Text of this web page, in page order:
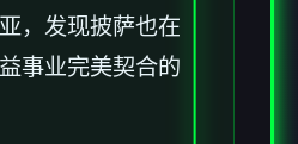
，发现披萨也在
事业完美契合的